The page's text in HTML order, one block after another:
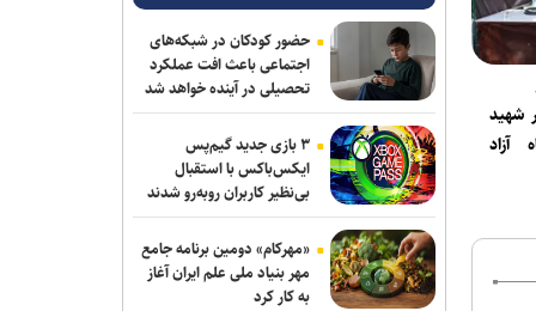
شهید
آزاد
شتاب‌بخشی به تحول در آموزش عالی
است
حضور کودکان در شبکه‌های
اجتماعی باعث افت عملکرد
تحصیلی در آینده خواهد شد
۳ بازی جدید گیم‌پس
ایکس‌باکس با استقبال
بی‌نظیر کاربران روبه‌رو شدند
«مهرکام» دومین برنامه جامع
مهر بنیاد ملی علم ایران آغاز
به کار کرد